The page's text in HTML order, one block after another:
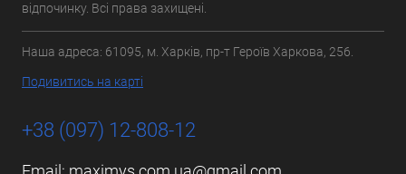
відпочинку. Всі права захищені.
Наша адреса: 61095, м. Харків, пр-т Героїв Харкова, 256.
Подивитись на карті
+38 (097) 12-808-12